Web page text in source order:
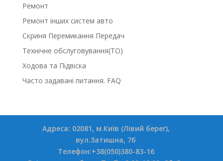
Ремонт
Ремонт інших систем авто
Скриня Перемикання Передач
Технічне обслуговування(ТО)
Ходова та Підвіска
Часто задавані питання. FAQ
Адреса: 02081, м.Київ (Лівий берег),
вул.Затишна, 7б
Телефон:+38(050)380-83-16